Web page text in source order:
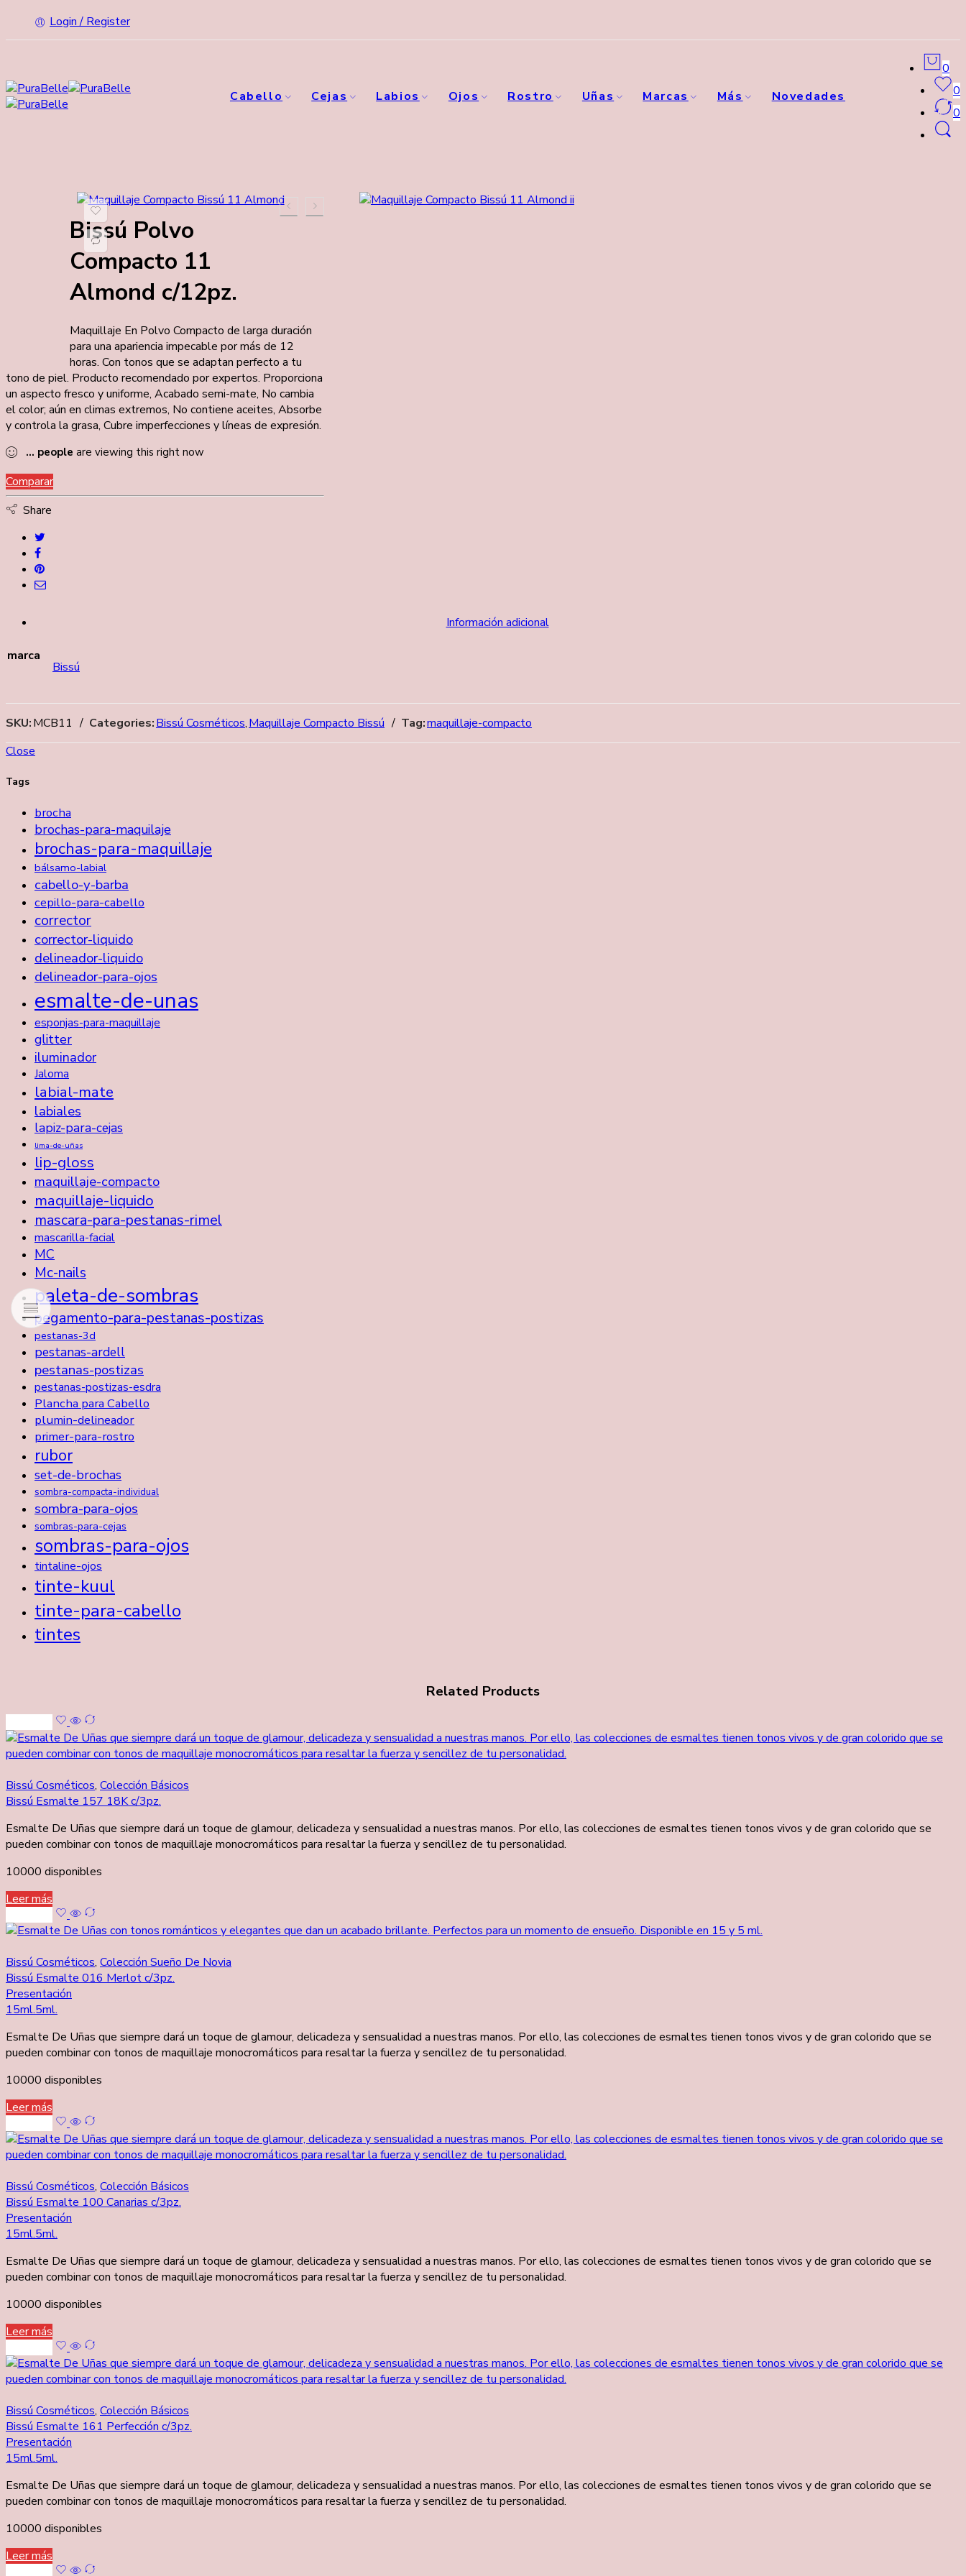
Login / Register
0
0
0
Cabello Cejas Labios Ojos Rostro Uñas Marcas Más Novedades
Bissú Polvo
Compacto 11
Almond c/12pz.
Maquillaje En Polvo Compacto de larga duración
para una apariencia impecable por más de 12
horas. Con tonos que se adaptan perfecto a tu
tono de piel. Producto recomendado por expertos. Proporciona
un aspecto fresco y uniforme, Acabado semi-mate, No cambia
el color; aún en climas extremos, No contiene aceites, Absorbe
y controla la grasa, Cubre imperfecciones y líneas de expresión.
... people are viewing this right now
Comparar
Share
Información adicional
marca
Bissú
SKU:MCB11 Categories:Bissú Cosméticos,Maquillaje Compacto Bissú Tag:maquillaje-compacto
Close
Tags
brocha
brochas-para-maquilaje
brochas-para-maquillaje
bálsamo-labial
cabello-y-barba
cepillo-para-cabello
corrector
corrector-liquido
delineador-liquido
delineador-para-ojos
esmalte-de-unas
esponjas-para-maquillaje
glitter
iluminador
Jaloma
labial-mate
labiales
lapiz-para-cejas
lima-de-uñas
lip-gloss
maquillaje-compacto
maquillaje-liquido
mascara-para-pestanas-rimel
mascarilla-facial
MC
Mc-nails
paleta-de-sombras
pegamento-para-pestanas-postizas
pestanas-3d
pestanas-ardell
pestanas-postizas
pestanas-postizas-esdra
Plancha para Cabello
plumin-delineador
primer-para-rostro
rubor
set-de-brochas
sombra-compacta-individual
sombra-para-ojos
sombras-para-cejas
sombras-para-ojos
tintaline-ojos
tinte-kuul
tinte-para-cabello
tintes
Related Products
Bissú Cosméticos, Colección Básicos
Bissú Esmalte 157 18K c/3pz.
Esmalte De Uñas que siempre dará un toque de glamour, delicadeza y sensualidad a nuestras manos. Por ello, las colecciones de esmaltes tienen tonos vivos y de gran colorido que se
pueden combinar con tonos de maquillaje monocromáticos para resaltar la fuerza y sencillez de tu personalidad.
10000 disponibles
Leer más
Bissú Cosméticos, Colección Sueño De Novia
Bissú Esmalte 016 Merlot c/3pz.
Presentación
15ml.5ml.
Esmalte De Uñas que siempre dará un toque de glamour, delicadeza y sensualidad a nuestras manos. Por ello, las colecciones de esmaltes tienen tonos vivos y de gran colorido que se
pueden combinar con tonos de maquillaje monocromáticos para resaltar la fuerza y sencillez de tu personalidad.
10000 disponibles
Leer más
Bissú Cosméticos, Colección Básicos
Bissú Esmalte 100 Canarias c/3pz.
Presentación
15ml.5ml.
Esmalte De Uñas que siempre dará un toque de glamour, delicadeza y sensualidad a nuestras manos. Por ello, las colecciones de esmaltes tienen tonos vivos y de gran colorido que se
pueden combinar con tonos de maquillaje monocromáticos para resaltar la fuerza y sencillez de tu personalidad.
10000 disponibles
Leer más
Bissú Cosméticos, Colección Básicos
Bissú Esmalte 161 Perfección c/3pz.
Presentación
15ml.5ml.
Esmalte De Uñas que siempre dará un toque de glamour, delicadeza y sensualidad a nuestras manos. Por ello, las colecciones de esmaltes tienen tonos vivos y de gran colorido que se
pueden combinar con tonos de maquillaje monocromáticos para resaltar la fuerza y sencillez de tu personalidad.
10000 disponibles
Leer más